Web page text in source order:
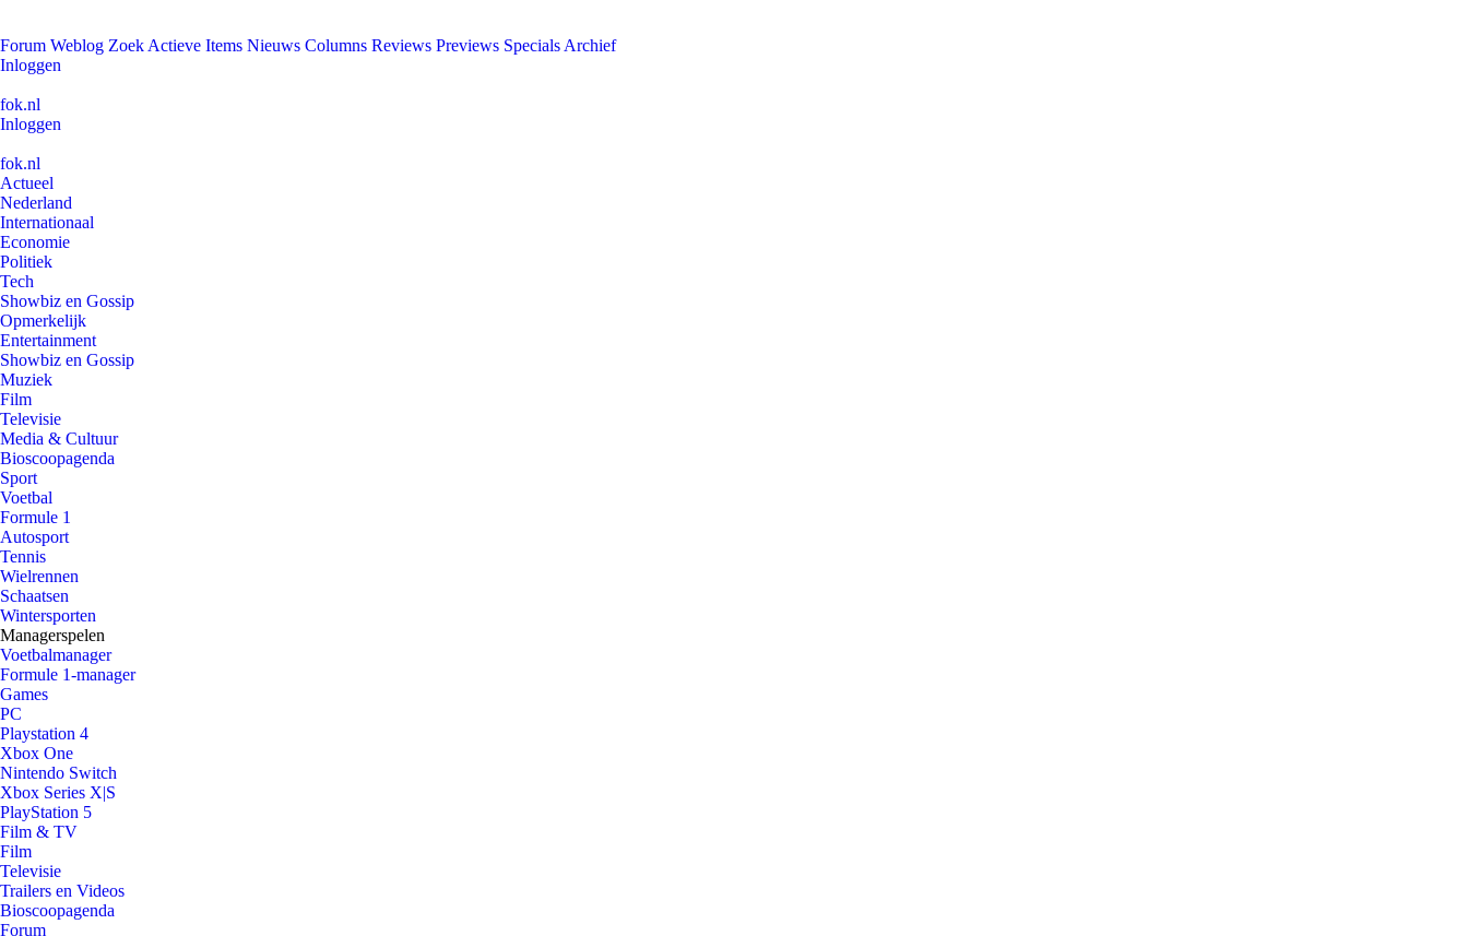
Forum Weblog Zoek Actieve Items Nieuws Columns Reviews Previews Specials Archief
Inloggen
fok.nl
Inloggen
fok.nl
Actueel
Nederland
Internationaal
Economie
Politiek
Tech
Showbiz en Gossip
Opmerkelijk
Entertainment
Showbiz en Gossip
Muziek
Film
Televisie
Media & Cultuur
Bioscoopagenda
Sport
Voetbal
Formule 1
Autosport
Tennis
Wielrennen
Schaatsen
Wintersporten
Managerspelen
Voetbalmanager
Formule 1-manager
Games
PC
Playstation 4
Xbox One
Nintendo Switch
Xbox Series X|S
PlayStation 5
Film & TV
Film
Televisie
Trailers en Videos
Bioscoopagenda
Forum